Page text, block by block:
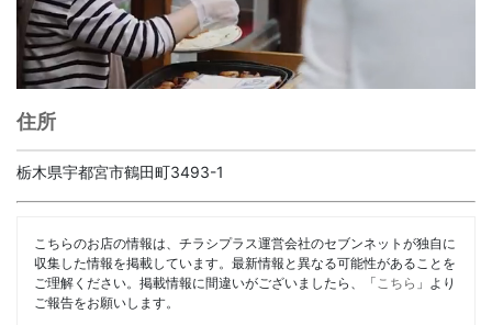
住所
栃木県宇都宮市鶴田町3493-1
こちらのお店の情報は、チラシプラス運営会社のセブンネットが独自に
収集した情報を掲載しています。最新情報と異なる可能性があることを
ご理解ください。掲載情報に間違いがございましたら、「 こちら 」より
ご報告をお願いします。